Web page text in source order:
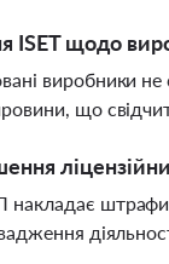
щодо
виробники
що